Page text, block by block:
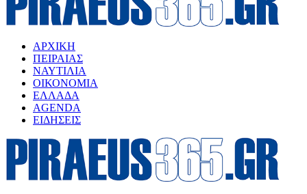
ΑΡΧΙΚΗ
ΠΕΙΡΑΙΑΣ
ΝΑΥΤΙΛΙΑ
ΟΙΚΟΝΟΜΙΑ
ΕΛΛΑΔΑ
AGENDA
ΕΙΔΗΣΕΙΣ